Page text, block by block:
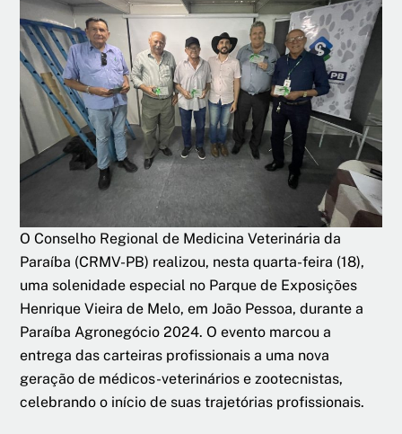
O Conselho Regional de Medicina Veterinária da
Paraíba (CRMV-PB) realizou, nesta quarta-feira (18),
uma solenidade especial no Parque de Exposições
Henrique Vieira de Melo, em João Pessoa, durante a
Paraíba Agronegócio 2024. O evento marcou a
entrega das carteiras profissionais a uma nova
geração de médicos-veterinários e zootecnistas,
celebrando o início de suas trajetórias profissionais.